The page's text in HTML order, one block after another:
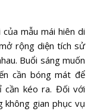
mẫu mái hiên di
rộng diện tích sử
Buổi sáng muốn
cần bóng mát để
cần kéo ra. Đối với
không gian phục vụ